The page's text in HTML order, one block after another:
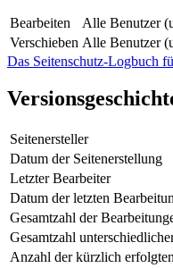
Bearbeiten
Alle Benutzer
Verschieben Alle Benutzer
Das Seitenschutz-Logbuch
Seitenersteller
Datum der Seitenerstellung
Letzter Bearbeiter
Datum der letzten
Gesamtzahl der
Gesamtzahl
Anzahl der kürzlich